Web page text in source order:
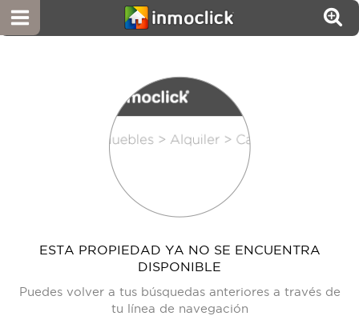
ESTA PROPIEDAD YA NO SE ENCUENTRA
DISPONIBLE
Puedes volver a tus búsquedas anteriores a través de
tu línea de navegación